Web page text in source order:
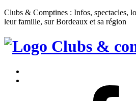
Clubs & Comptines : Infos, spectacles,
leur famille, sur Bordeaux et sa région
Clubs
Comptines